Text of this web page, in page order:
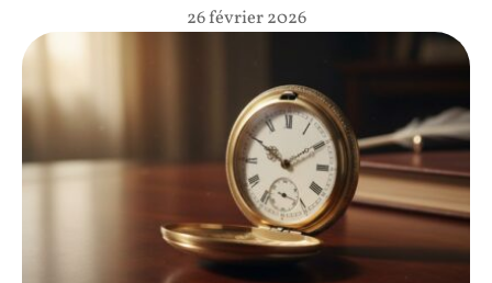
26 février 2026